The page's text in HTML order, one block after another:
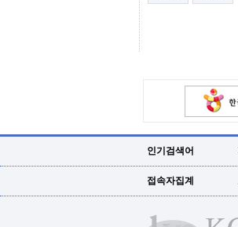
코
스
비
아
365
비
센
인기검색어
접속자집계